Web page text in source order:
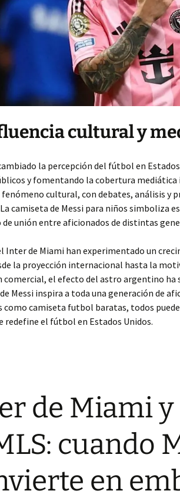
cultural y
la percepción del fútbol en
y fomentando la cobertura mediática
fenómeno cultural, con debates, análisis y
camiseta de Messi para niños simboliza
unión entre aficionados de distintas
Inter de Miami han experimentado un
la proyección internacional hasta la
comercial, el efecto del astro argentino ha
Messi inspira a toda una generación de
como camiseta futbol baratas, todos
redefine el fútbol en Estados Unidos.
de Miami y
cuando
en